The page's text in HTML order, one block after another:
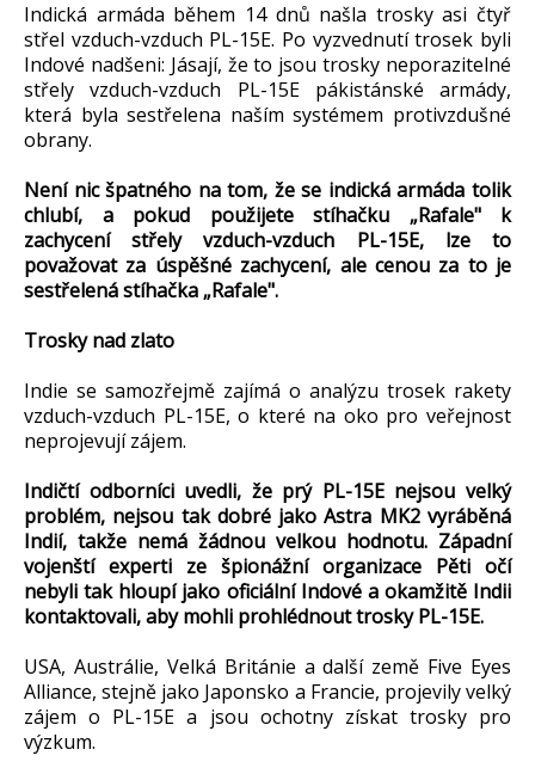
Indická armáda během 14 dnů našla trosky asi čtyř
střel vzduch-vzduch PL-15E. Po vyzvednutí trosek byli
Indové nadšeni: Jásají, že to jsou trosky neporazitelné
střely vzduch-vzduch PL-15E pákistánské armády,
která byla sestřelena naším systémem protivzdušné
obrany.
Není nic špatného na tom, že se indická armáda tolik
chlubí, a pokud použijete stíhačku „Rafale" k
zachycení střely vzduch-vzduch PL-15E, lze to
považovat za úspěšné zachycení, ale cenou za to je
sestřelená stíhačka „Rafale".
Trosky nad zlato
Indie se samozřejmě zajímá o analýzu trosek rakety
vzduch-vzduch PL-15E, o které na oko pro veřejnost
neprojevují zájem.
Indičtí odborníci uvedli, že prý PL-15E nejsou velký
problém, nejsou tak dobré jako Astra MK2 vyráběná
Indií, takže nemá žádnou velkou hodnotu. Západní
vojenští experti ze špionážní organizace Pěti očí
nebyli tak hloupí jako oficiální Indové a okamžitě Indii
kontaktovali, aby mohli prohlédnout trosky PL-15E.
USA, Austrálie, Velká Británie a další země Five Eyes
Alliance, stejně jako Japonsko a Francie, projevily velký
zájem o PL-15E a jsou ochotny získat trosky pro
výzkum.